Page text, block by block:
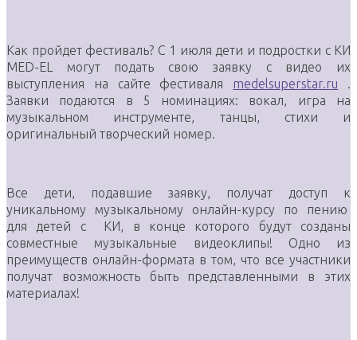
Как пройдет фестиваль? С 1 июля дети и подростки с КИ
MED-EL могут подать свою заявку с видео их
выступления на сайте фестиваля medelsuperstar.ru .
Заявки подаются в 5 номинациях: вокал, игра на
музыкальном инструменте, танцы, стихи и
оригинальный творческий номер.
Все дети, подавшие заявку, получат доступ к
уникальному музыкальному онлайн-курсу по пению
для детей с КИ, в конце которого будут созданы
совместные музыкальные видеоклипы! Одно из
преимуществ онлайн-формата в том, что все участники
получат возможность быть представленными в этих
материалах!